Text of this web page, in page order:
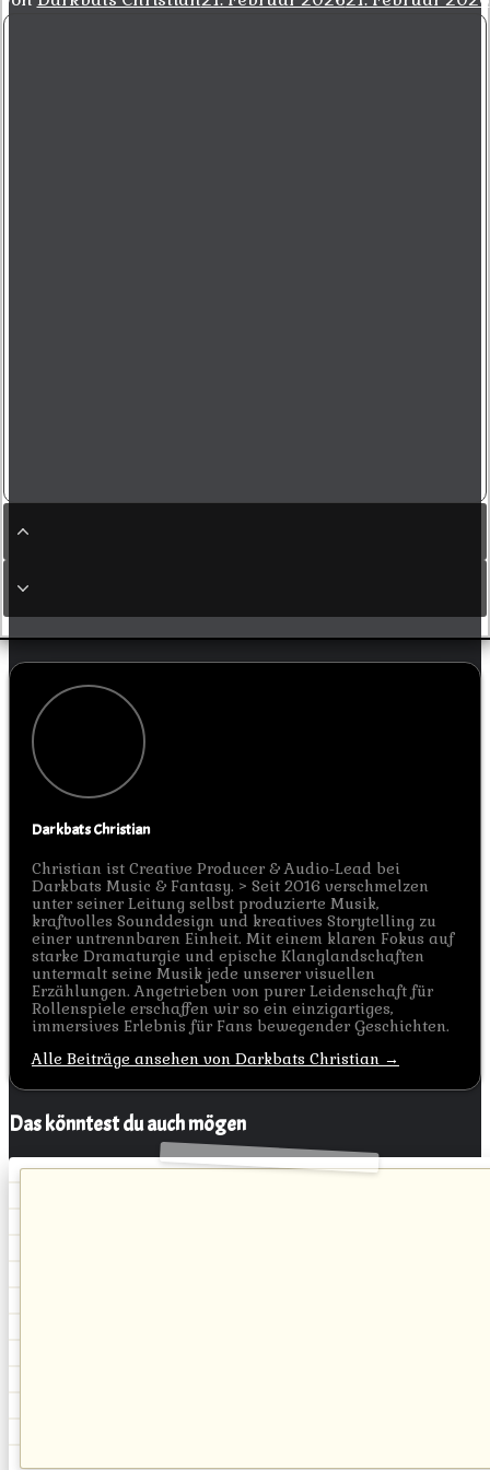
Darkbats Christian
Christian ist Creative Producer & Audio-Lead bei
Darkbats Music & Fantasy. > Seit 2016 verschmelzen
unter seiner Leitung selbst produzierte Musik,
kraftvolles Sounddesign und kreatives Storytelling zu
einer untrennbaren Einheit. Mit einem klaren Fokus auf
starke Dramaturgie und epische Klanglandschaften
untermalt seine Musik jede unserer visuellen
Erzählungen. Angetrieben von purer Leidenschaft für
Rollenspiele erschaffen wir so ein einzigartiges,
immersives Erlebnis für Fans bewegender Geschichten.
Alle Beiträge ansehen von Darkbats Christian →
Das könntest du auch mögen